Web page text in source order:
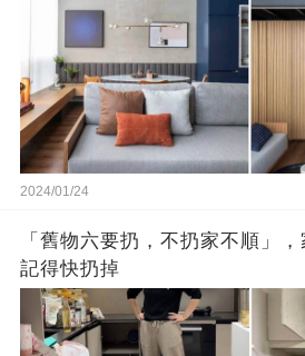
2024/01/24
「舊物六要扔，不扔家不順」
記得快扔掉